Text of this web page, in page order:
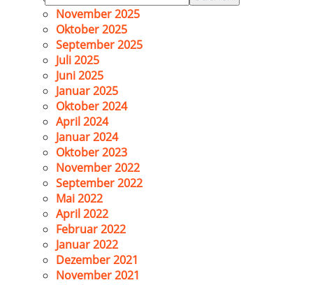
nach:
November 2025
Oktober 2025
September 2025
Juli 2025
Juni 2025
Januar 2025
Oktober 2024
April 2024
Januar 2024
Oktober 2023
November 2022
September 2022
Mai 2022
April 2022
Februar 2022
Januar 2022
Dezember 2021
November 2021